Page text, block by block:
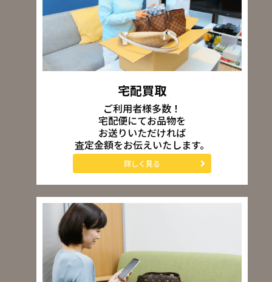
宅配買取
ご利用者様多数！
宅配便にてお品物を
お送りいただければ
査定金額をお伝えいたします。
詳しく見る